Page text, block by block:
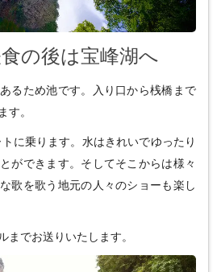
の後は宝峰湖へ
るため池です。入り口から桟橋まで
す。
に乗ります。水はきれいでゆったり
ができます。そしてそこからは様々
歌を歌う地元の人々のショーも楽し
でお送りいたします。